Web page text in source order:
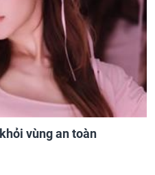
vùng an toàn